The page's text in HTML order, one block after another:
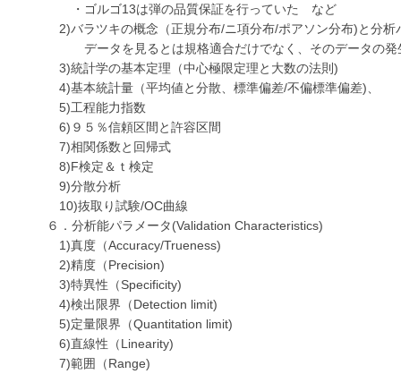
・ゴルゴ13は弾の品質保証を行っていた など
2)バラツキの概念（正規分布/ニ項分布/ポアソン分布)と分析
データを見るとは規格適合だけでなく、そのデータの発
3)統計学の基本定理（中心極限定理と大数の法則)
4)基本統計量（平均値と分散、標準偏差/不偏標準偏差)、
5)工程能力指数
6)９５％信頼区間と許容区間
7)相関係数と回帰式
8)F検定＆ｔ検定
9)分散分析
10)抜取り試験/OC曲線
６．分析能パラメータ(Validation Characteristics)
1)真度（Accuracy/Trueness)
2)精度（Precision)
3)特異性（Specificity)
4)検出限界（Detection limit)
5)定量限界（Quantitation limit)
6)直線性（Linearity)
7)範囲（Range)